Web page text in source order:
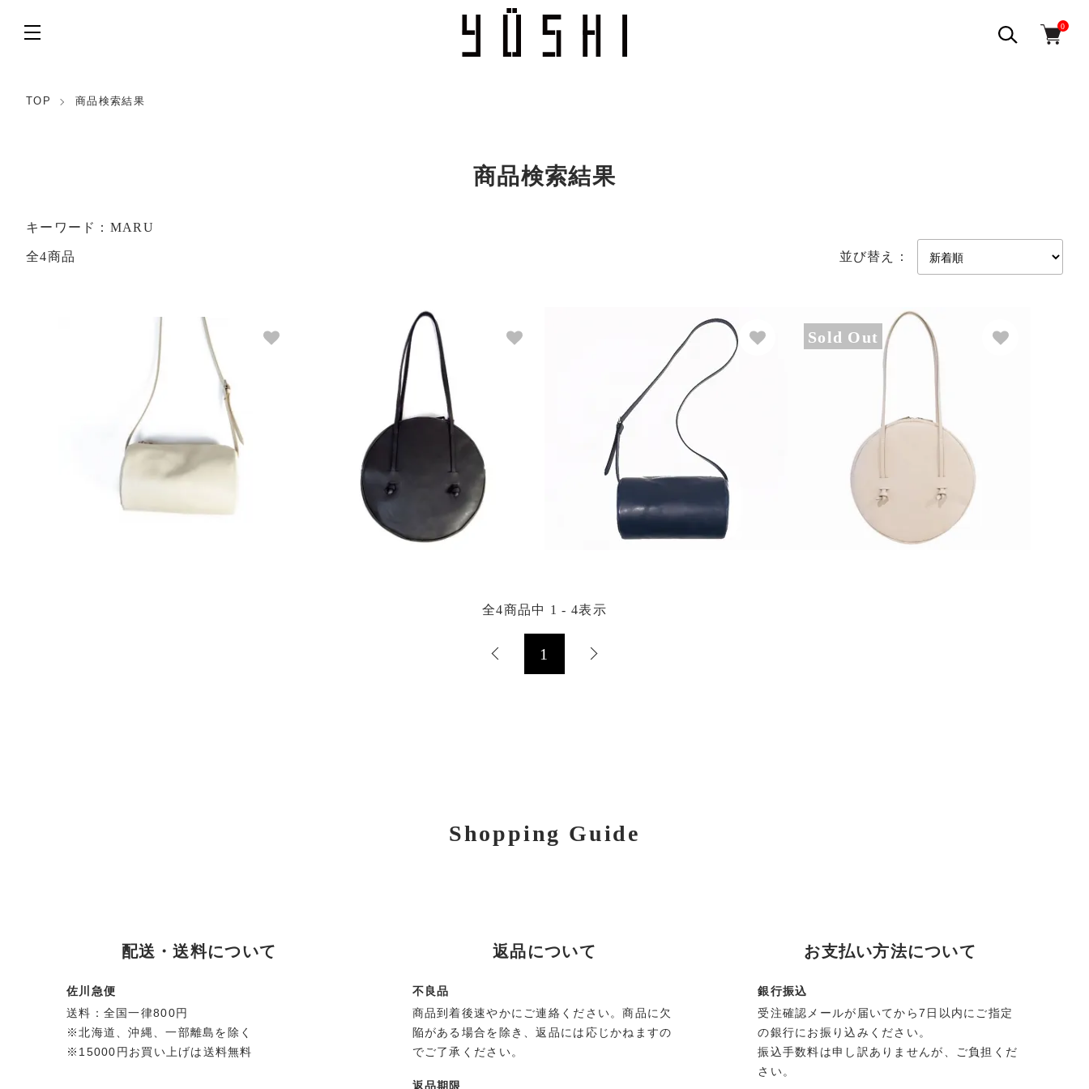
0
TOP 商品検索結果
商品検索結果
キーワード：MARU
全4商品 並び替え：
Sold Out
全4商品中 1 - 4表示
1
Shopping Guide
配送・送料について
佐川急便
送料：全国一律800円
※北海道、沖縄、一部離島を除く
※15000円お買い上げは送料無料
返品について
不良品
商品到着後速やかにご連絡ください。商品に欠
陥がある場合を除き、返品には応じかねますの
でご了承ください。
返品期限
お支払い方法について
銀行振込
受注確認メールが届いてから7日以内にご指定
の銀行にお振り込みください。
振込手数料は申し訳ありませんが、ご負担くだ
さい。